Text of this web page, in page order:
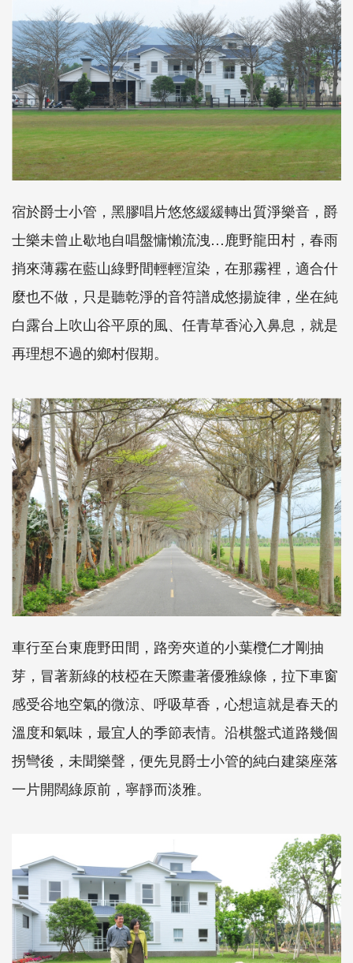
宿於爵士小管，黑膠唱片悠悠緩緩轉出質淨樂音，爵
士樂未曾止歇地自唱盤慵懶流洩…鹿野龍田村，春雨
捎來薄霧在藍山綠野間輕輕渲染，在那霧裡，適合什
麼也不做，只是聽乾淨的音符譜成悠揚旋律，坐在純
白露台上吹山谷平原的風、任青草香沁入鼻息，就是
再理想不過的鄉村假期。
車行至台東鹿野田間，路旁夾道的小葉欖仁才剛抽
芽，冒著新綠的枝椏在天際畫著優雅線條，拉下車窗
感受谷地空氣的微涼、呼吸草香，心想這就是春天的
溫度和氣味，最宜人的季節表情。沿棋盤式道路幾個
拐彎後，未聞樂聲，便先見爵士小管的純白建築座落
一片開闊綠原前，寧靜而淡雅。